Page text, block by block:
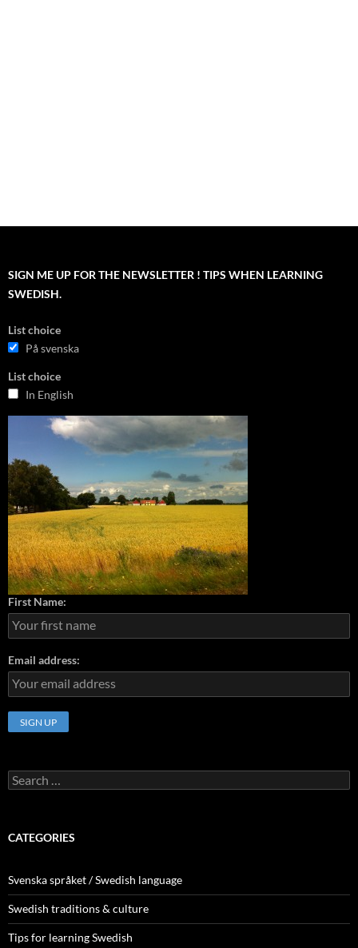
SIGN ME UP FOR THE NEWSLETTER ! TIPS WHEN LEARNING
SWEDISH.
List choice
På svenska
List choice
In English
First Name:
Email address:
Search
for:
CATEGORIES
Svenska språket / Swedish language
Swedish traditions & culture
Tips for learning Swedish